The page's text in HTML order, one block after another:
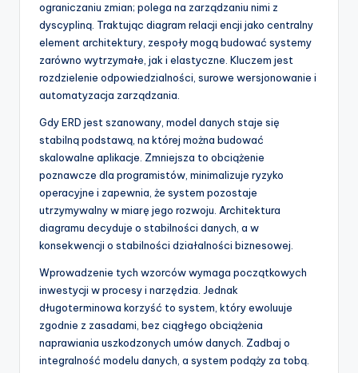
ograniczaniu zmian; polega na zarządzaniu nimi z
dyscypliną. Traktując diagram relacji encji jako centralny
element architektury, zespoły mogą budować systemy
zarówno wytrzymałe, jak i elastyczne. Kluczem jest
rozdzielenie odpowiedzialności, surowe wersjonowanie i
automatyzacja zarządzania.
Gdy ERD jest szanowany, model danych staje się
stabilną podstawą, na której można budować
skalowalne aplikacje. Zmniejsza to obciążenie
poznawcze dla programistów, minimalizuje ryzyko
operacyjne i zapewnia, że system pozostaje
utrzymywalny w miarę jego rozwoju. Architektura
diagramu decyduje o stabilności danych, a w
konsekwencji o stabilności działalności biznesowej.
Wprowadzenie tych wzorców wymaga początkowych
inwestycji w procesy i narzędzia. Jednak
długoterminowa korzyść to system, który ewoluuje
zgodnie z zasadami, bez ciągłego obciążenia
naprawiania uszkodzonych umów danych. Zadbaj o
integralność modelu danych, a system podąży za tobą.